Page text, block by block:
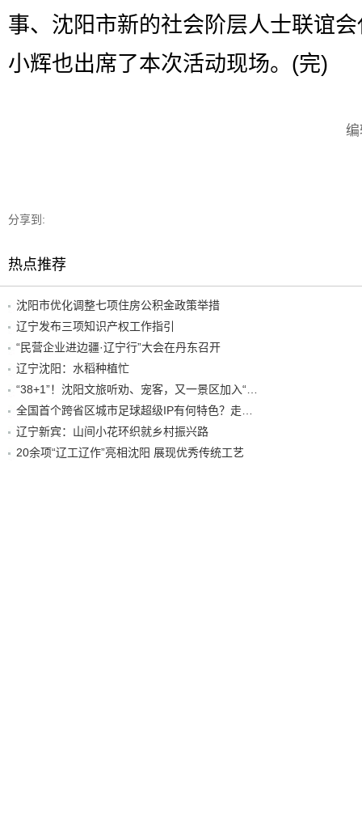
事、沈阳市新的社会阶层人士联谊
小辉也出席了本次活动现场。(完)
分享到:
热点推荐
沈阳市优化调整七项住房公积金政策举措
辽宁发布三项知识产权工作指引
“民营企业进边疆·辽宁行”大会在丹东召开
辽宁沈阳：水稻种植忙
辽宁新宾：山间小花环织就乡村振兴路
20余项“辽工辽作”亮相沈阳 展现优秀传统工艺